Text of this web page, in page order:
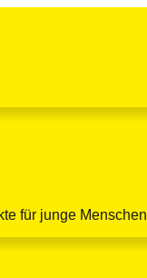
für junge Menschen